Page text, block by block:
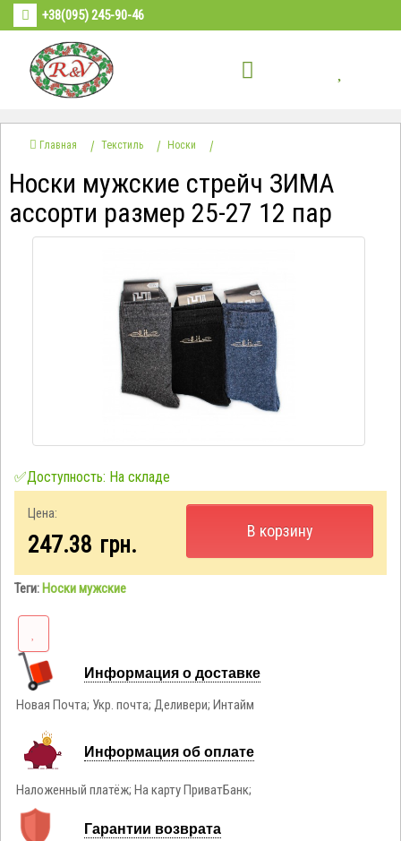
+38(095) 245-90-46
Главная Текстиль Носки
Носки мужские стрейч ЗИМА
ассорти размер 25-27 12 пар
✅Доступность: На складе
Цена:
247.38 грн.
В корзину
Теги: Носки мужские
Информация о доставке
Новая Почта; Укр. почта; Деливери; Интайм
Информация об оплате
Наложенный платёж; На карту ПриватБанк;
Гарантии возврата